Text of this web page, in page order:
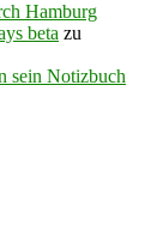
Hamburg
beta zu
sein Notizbuch